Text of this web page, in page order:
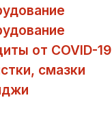
от COVID-19
смазки